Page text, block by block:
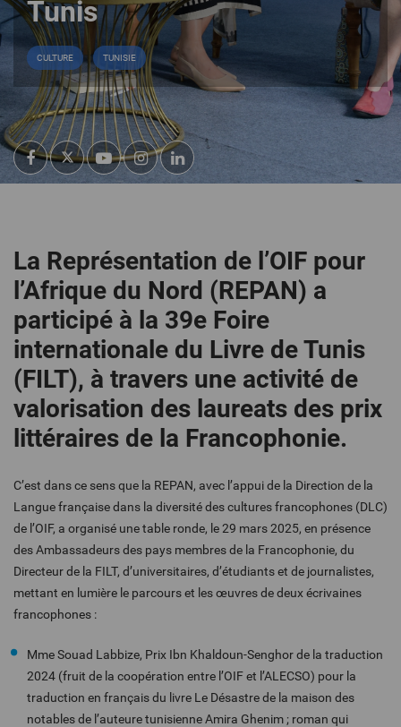
Tunis
CULTURE TUNISIE
La Représentation de l’OIF pour
l’Afrique du Nord (REPAN) a
participé à la 39e Foire
internationale du Livre de Tunis
(FILT), à travers une activité de
valorisation des laureats des prix
littéraires de la Francophonie.
C’est dans ce sens que la REPAN, avec l’appui de la Direction de la
Langue française dans la diversité des cultures francophones (DLC)
de l’OIF, a organisé une table ronde, le 29 mars 2025, en présence
des Ambassadeurs des pays membres de la Francophonie, du
Directeur de la FILT, d’universitaires, d’étudiants et de journalistes,
mettant en lumière le parcours et les œuvres de deux écrivaines
francophones :
Mme Souad Labbize, Prix Ibn Khaldoun-Senghor de la traduction
2024 (fruit de la coopération entre l’OIF et l’ALECSO) pour la
traduction en français du livre Le Désastre de la maison des
notables de l’auteure tunisienne Amira Ghenim ; roman qui